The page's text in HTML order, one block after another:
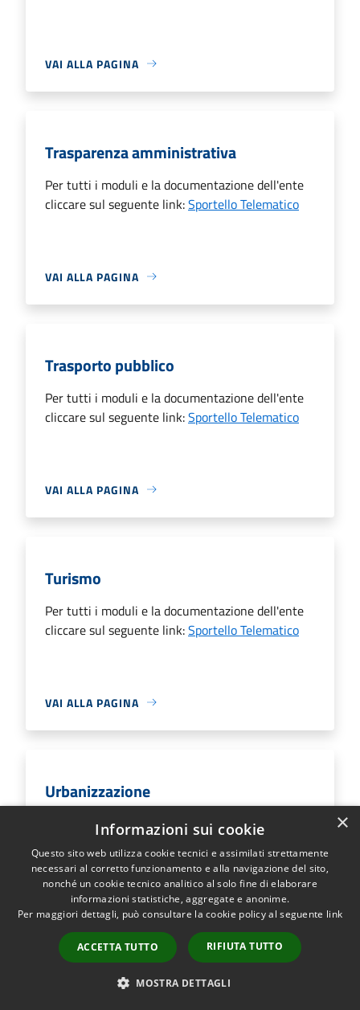
VAI ALLA PAGINA
Trasparenza amministrativa
Per tutti i moduli e la documentazione dell'ente
cliccare sul seguente link:Sportello Telematico
VAI ALLA PAGINA
Trasporto pubblico
Per tutti i moduli e la documentazione dell'ente
cliccare sul seguente link:Sportello Telematico
VAI ALLA PAGINA
Turismo
Per tutti i moduli e la documentazione dell'ente
cliccare sul seguente link:Sportello Telematico
VAI ALLA PAGINA
Urbanizzazione
Per tutti i moduli e la documentazione dell'ente
VAI ALLA PAGINA
×
Informazioni sui cookie
Questo sito web utilizza cookie tecnici e assimilati strettamente
necessari al corretto funzionamento e alla navigazione del sito,
nonché un cookie tecnico analitico al solo fine di elaborare
informazioni statistiche, aggregate e anonime.
Per maggiori dettagli, può consultare la cookie policy al seguente link
ACCETTA TUTTO RIFIUTA TUTTO
MOSTRA DETTAGLI